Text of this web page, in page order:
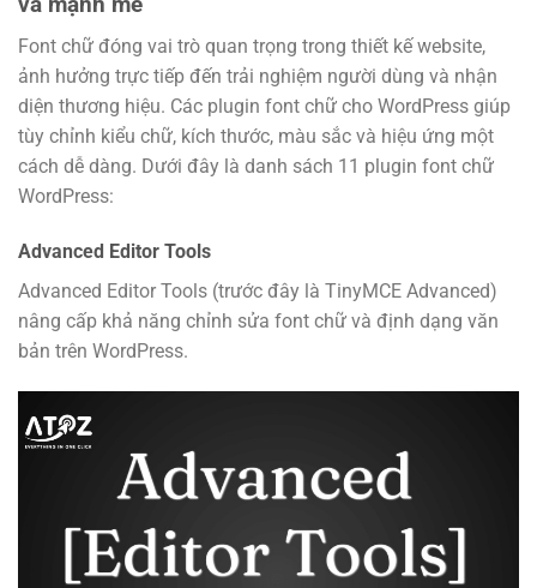
Font chữ đóng vai trò quan trọng trong thiết kế website,
ảnh hưởng trực tiếp đến trải nghiệm người dùng và nhận
diện thương hiệu. Các plugin font chữ cho WordPress giúp
tùy chỉnh kiểu chữ, kích thước, màu sắc và hiệu ứng một
cách dễ dàng. Dưới đây là danh sách 11 plugin font chữ
WordPress:
Advanced Editor Tools
Advanced Editor Tools (trước đây là TinyMCE Advanced)
nâng cấp khả năng chỉnh sửa font chữ và định dạng văn
bản trên WordPress.